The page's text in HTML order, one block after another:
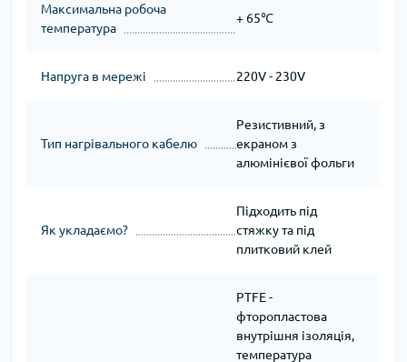
Максимальна робоча
температура
+ 65℃
Напруга в мережі 220V - 230V
Тип нагрівального кабелю
Резистивний, з
екраном з
алюмінієвої фольги
Як укладаємо?
Підходить під
стяжку та під
плитковий клей
PTFE -
фторопластова
внутрішня ізоляція,
температура